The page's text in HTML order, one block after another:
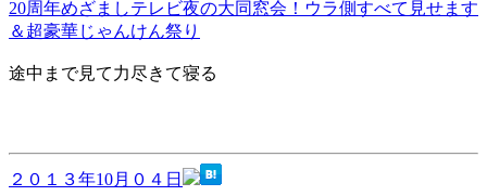
20周年めざましテレビ夜の大同窓会！ウラ側すべて見せます
＆超豪華じゃんけん祭り
途中まで見て力尽きて寝る
２０１３年10月０４日